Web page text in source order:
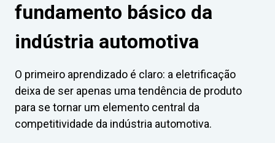
fundamento básico da
indústria automotiva
O primeiro aprendizado é claro: a eletrificação
deixa de ser apenas uma tendência de produto
para se tornar um elemento central da
competitividade da indústria automotiva.